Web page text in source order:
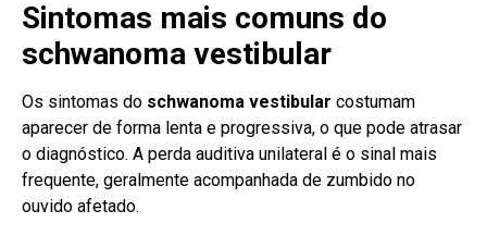
Sintomas mais comuns do
schwanoma vestibular
Os sintomas do schwanoma vestibular costumam
aparecer de forma lenta e progressiva, o que pode atrasar
o diagnóstico. A perda auditiva unilateral é o sinal mais
frequente, geralmente acompanhada de zumbido no
ouvido afetado.